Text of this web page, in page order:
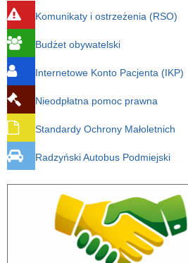
Komunikaty i ostrzeżenia (RSO)
Budżet obywatelski
Internetowe Konto Pacjenta (IKP)
Nieodpłatna pomoc prawna
Standardy Ochrony Małoletnich
Radzyński Autobus Podmiejski